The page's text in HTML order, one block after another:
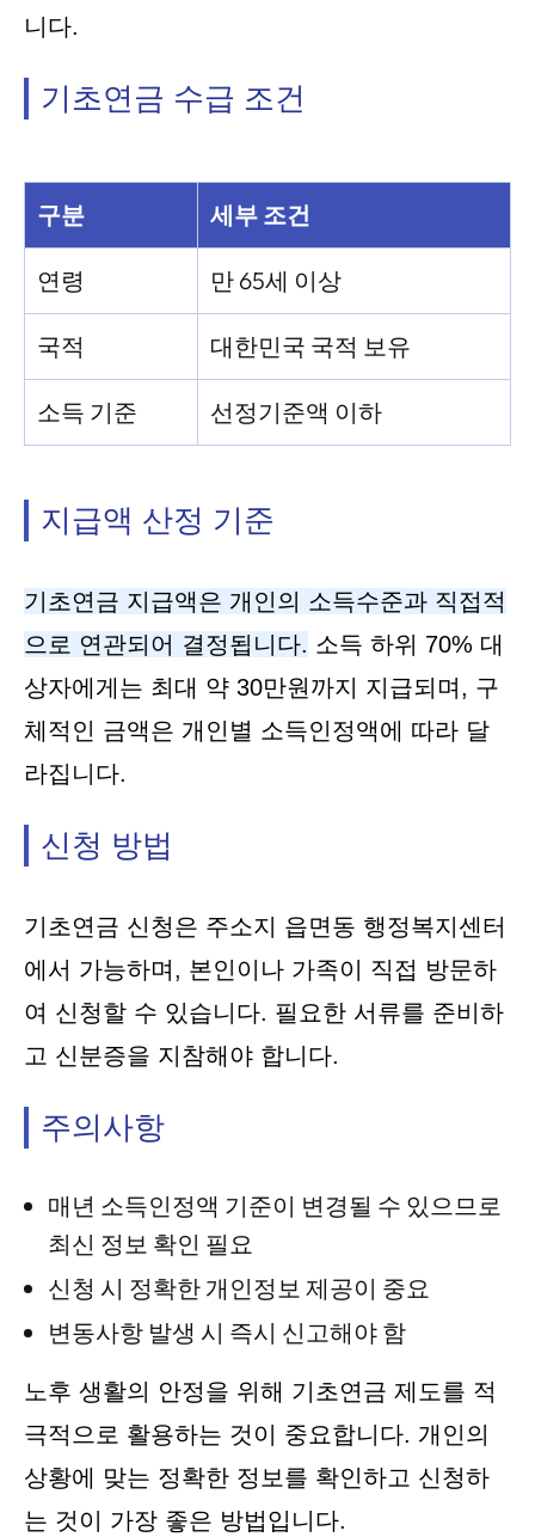
니다.
기초연금 수급 조건
구분 세부 조건
연령 만 65세 이상
국적 대한민국 국적 보유
소득 기준 선정기준액 이하
지급액 산정 기준
기초연금 지급액은 개인의 소득수준과 직접적
으로 연관되어 결정됩니다. 소득 하위 70% 대
상자에게는 최대 약 30만원까지 지급되며, 구
체적인 금액은 개인별 소득인정액에 따라 달
라집니다.
신청 방법
기초연금 신청은 주소지 읍면동 행정복지센터
에서 가능하며, 본인이나 가족이 직접 방문하
여 신청할 수 있습니다. 필요한 서류를 준비하
고 신분증을 지참해야 합니다.
주의사항
매년 소득인정액 기준이 변경될 수 있으므로
최신 정보 확인 필요
신청 시 정확한 개인정보 제공이 중요
변동사항 발생 시 즉시 신고해야 함
노후 생활의 안정을 위해 기초연금 제도를 적
극적으로 활용하는 것이 중요합니다. 개인의
상황에 맞는 정확한 정보를 확인하고 신청하
는 것이 가장 좋은 방법입니다.